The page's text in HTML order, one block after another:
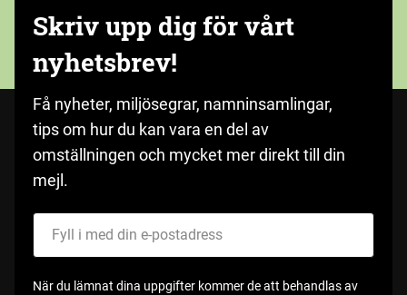
Skriv upp dig för vårt
nyhetsbrev!
Få nyheter, miljösegrar, namninsamlingar,
tips om hur du kan vara en del av
omställningen och mycket mer direkt till din
mejl.
När du lämnat dina uppgifter kommer de att behandlas av